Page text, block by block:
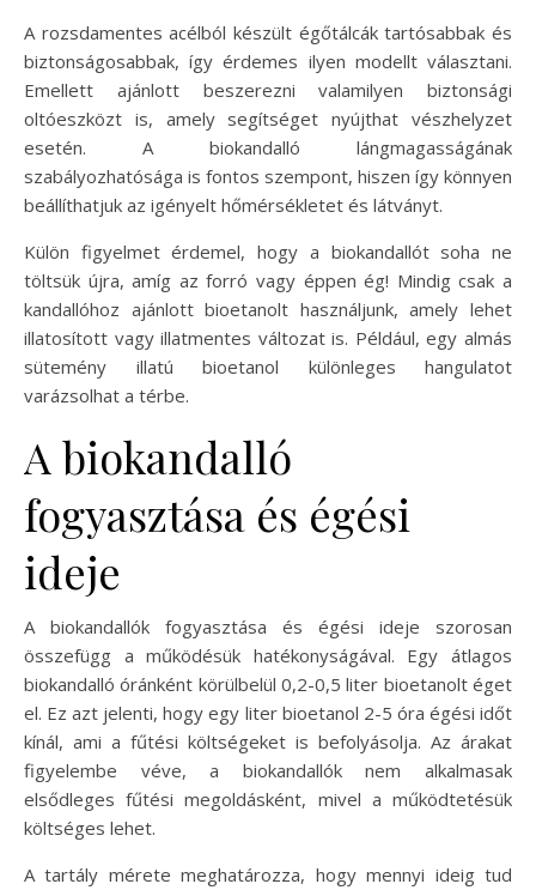
A rozsdamentes acélból készült égőtálcák tartósabbak és
biztonságosabbak, így érdemes ilyen modellt választani.
Emellett ajánlott beszerezni valamilyen biztonsági
oltóeszközt is, amely segítséget nyújthat vészhelyzet
esetén. A biokandalló lángmagasságának
szabályozhatósága is fontos szempont, hiszen így könnyen
beállíthatjuk az igényelt hőmérsékletet és látványt.
Külön figyelmet érdemel, hogy a biokandallót soha ne
töltsük újra, amíg az forró vagy éppen ég! Mindig csak a
kandallóhoz ajánlott bioetanolt használjunk, amely lehet
illatosított vagy illatmentes változat is. Például, egy almás
sütemény illatú bioetanol különleges hangulatot
varázsolhat a térbe.
A biokandalló
fogyasztása és égési
ideje
A biokandallók fogyasztása és égési ideje szorosan
összefügg a működésük hatékonyságával. Egy átlagos
biokandalló óránként körülbelül 0,2-0,5 liter bioetanolt éget
el. Ez azt jelenti, hogy egy liter bioetanol 2-5 óra égési időt
kínál, ami a fűtési költségeket is befolyásolja. Az árakat
figyelembe véve, a biokandallók nem alkalmasak
elsődleges fűtési megoldásként, mivel a működtetésük
költséges lehet.
A tartály mérete meghatározza, hogy mennyi ideig tud